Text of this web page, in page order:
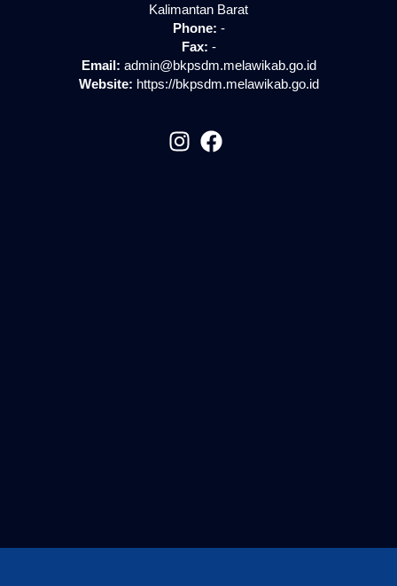
Kalimantan Barat
Phone: -
Fax: -
Email: admin@bkpsdm.melawikab.go.id
Website: https://bkpsdm.melawikab.go.id